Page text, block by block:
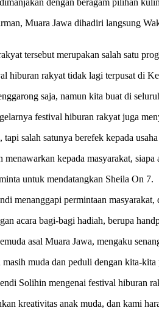
Muara Jawa dihadiri langsung
tersebut merupakan salah satu
hiburan rakyat tidak lagi terpusat di
saja, namun kita buat di
festival hiburan rakyat juga
tapi salah satunya berefek kepada
kepada masyarakat,
untuk mendatangkan Sheila On 7.
menanggapi permintaan masyarakat,
acara bagi-bagi hadiah, berupa
asal Muara Jawa, mengaku
muda dan peduli dengan kita-kita
Solihin mengenai festival hiburan
kreativitas anak muda, dan kami